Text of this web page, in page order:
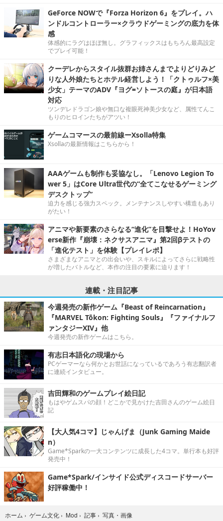
GeForce NOWで『Forza Horizon 6』をプレイ。ハ
ンドルコントローラー×クラウドゲーミングの底力を体
感
体感的にラグはほぼ無し。グラフィックスはもちろん最高設定
でプレイ可能！
クーデレからスタイル抜群お姉さんまでよりどりみど
りな人外娘たちとホテル経営しよう！「クトゥルフ×美
少女」テーマのADV『ヨグ=ソトースの庭』が日本語
対応
ツンデレドラゴン娘や無口な複眼死神美少女など、属性てんこ
もりのヒロインたちがアツい！
ゲームコマースの最前線ーXsolla特集
Xsollaの最新情報はこちらから！
AAAゲームも制作も妥協なし。「Lenovo Legion To
wer 5」はCore Ultra世代の“全てこなせるゲーミング
デスクトップ”
迫力を感じる強力スペック。メンテナンスしやすい構造もあり
がたい！
アニマや新要素のさらなる“進化”を目撃せよ！HoYov
erse新作『崩壊：ネクサスアニマ』第2回βテストの
「進化テスト」を体験【プレイレポ】
さまざまなアニマとの出会いや、スキルによってさらに戦略性
が増したバトルなど、本作の注目の要素に迫ります！
連載・注目記事
今週発売の新作ゲーム『Beast of Reincarnation』
『MARVEL Tōkon: Fighting Souls』『ファイナルフ
ァンタジーXIV』他
今週発売の新作ゲームはこちら。
有志日本語化の現場から
PCゲーマーなら何かとお世話になっているであろう有志翻訳者
に連続インタビュー。
吉田輝和のゲームプレイ絵日記
もはやゲムスパの顔！どこかで見かけた吉田さんのゲーム絵日
記
【大人気4コマ】じゃんげま（Junk Gaming Maide
n）
Game*Sparkの一大コンテンツに成長した4コマ。単行本も好評
発売中！
Game*Spark/インサイド公式ディスコードサーバー
好評稼働中！
ホーム › ゲーム文化 › Mod › 記事 › 写真・画像